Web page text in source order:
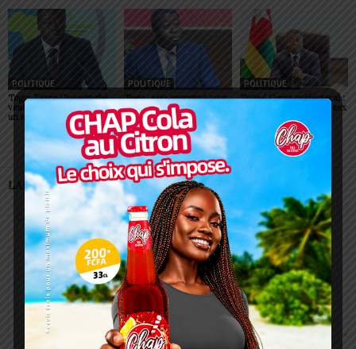
POLITIQUE
Togo: Faure Gnassingbé
veut faire du ciel africain
un moteur de prospérité
POLITIQUE
Togo : visa supprimé pour
tous les Africains
POLITIQUE
Togo/ Corps préfectoral :
neuf nouvelles figures aux
LAISSER UN COMMENTAIRE